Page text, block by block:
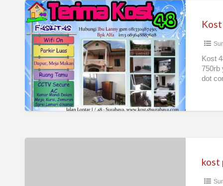
Kost
48
Surabaya
Kost
Surabaya
Barat
dekat
PTC
mall
Kost
750rb
dot
kost